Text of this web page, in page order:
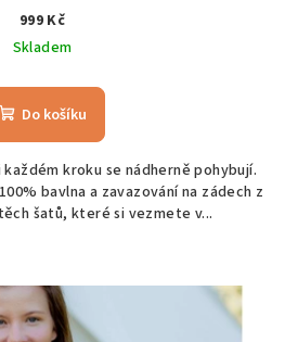
999 Kč
Skladem
Do košíku
kroku se nádherně pohybují.
bavlna a zavazování na zádech z
šatů, které si vezmete v...